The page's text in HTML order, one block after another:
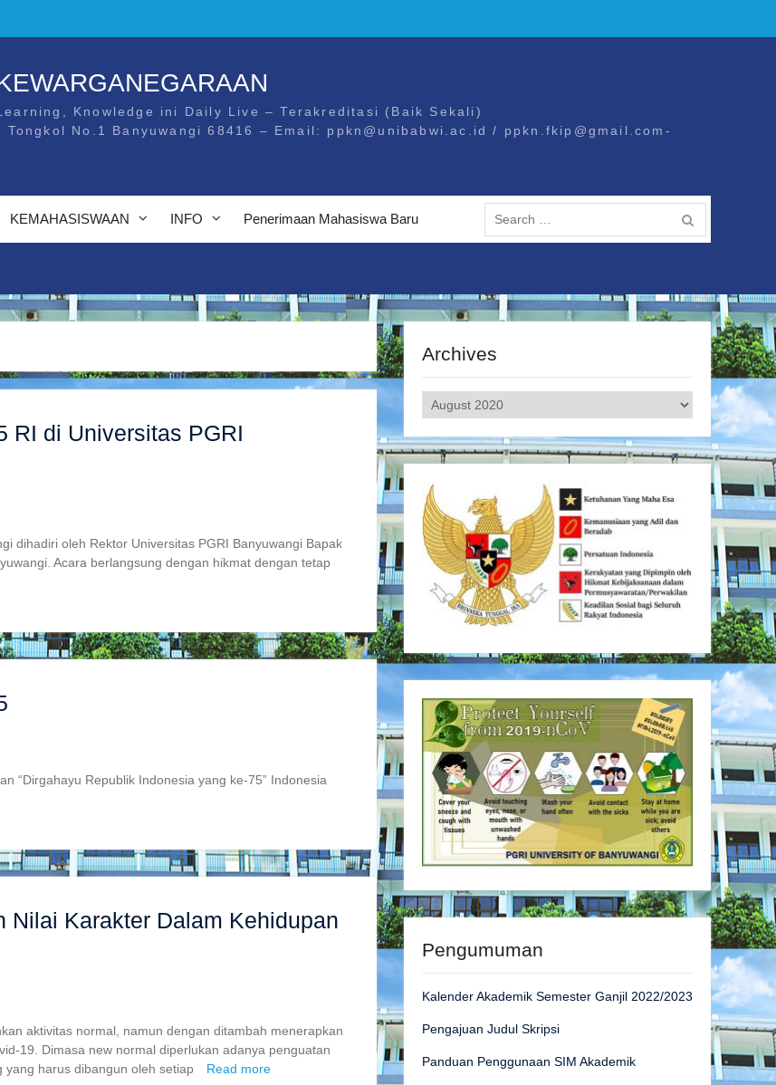
Knowledge ini Daily Live – Terakreditasi (Baik Sekali)
No.1 Banyuwangi 68416 – Email: ppkn@unibabwi.ac.id / ppkn.fkip@gmail.com-
KEMAHASISWAAN INFO Penerimaan Mahasiswa Baru
Search
for:
RI di Universitas PGRI
dihadiri oleh Rektor Universitas PGRI Banyuwangi Bapak
Acara berlangsung dengan hikmat dengan tetap
“Dirgahayu Republik Indonesia yang ke-75” Indonesia
Nilai Karakter Dalam Kehidupan
aktivitas normal, namun dengan ditambah menerapkan
19. Dimasa new normal diperlukan adanya penguatan
yang harus dibangun oleh setiap
Read more
Archives
Archives
Pengumuman
Kalender Akademik Semester Ganjil 2022/2023
Pengajuan Judul Skripsi
Panduan Penggunaan SIM Akademik